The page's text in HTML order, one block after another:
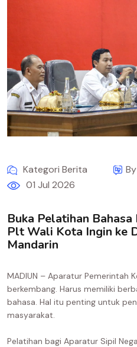
Kategori Berita
01 Jul 2026
Buka Pelatihan
Plt Wali Kota Ingin ke
Mandarin
MADIUN – Aparatur Pemerintah
berkembang. Harus memiliki
bahasa. Hal itu penting untuk
masyarakat.
Pelatihan bagi Aparatur Sipil